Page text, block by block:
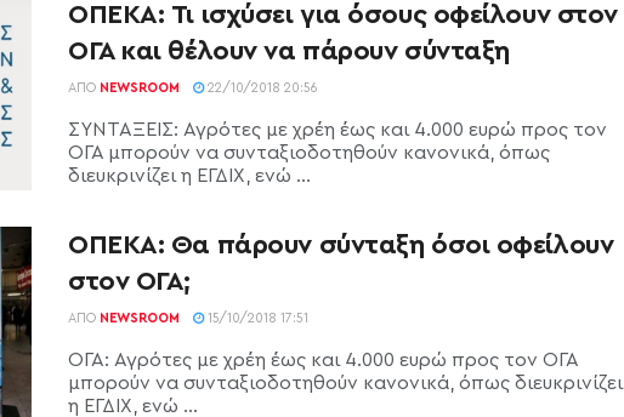
ΟΠΕΚΑ: Τι ισχύσει για όσους οφείλουν στον
ΟΓΑ και θέλουν να πάρουν σύνταξη
ΑΠΌ NEWSROOM 22/10/2018 20:56
ΣΥΝΤΑΞΕΙΣ: Αγρότες με χρέη έως και 4.000 ευρώ προς τον
ΟΓΑ μπορούν να συνταξιοδοτηθούν κανονικά, όπως
διευκρινίζει η ΕΓΔΙΧ, ενώ ...
ΟΠΕΚΑ: Θα πάρουν σύνταξη όσοι οφείλουν
στον ΟΓΑ;
ΑΠΌ NEWSROOM 15/10/2018 17:51
ΟΓΑ: Αγρότες με χρέη έως και 4.000 ευρώ προς τον ΟΓΑ
μπορούν να συνταξιοδοτηθούν κανονικά, όπως διευκρινίζει
η ΕΓΔΙΧ, ενώ ...